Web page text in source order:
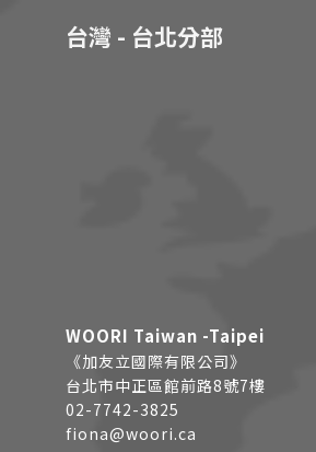
台灣 - 台北分部
WOORI Taiwan -Taipei
《加友立國際有限公司》
台北市中正區館前路8號7樓
02-7742-3825
fiona@woori.ca